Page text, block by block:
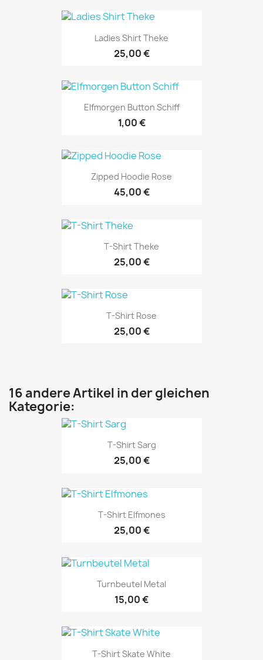
Ladies Shirt Theke
25,00 €
Elfmorgen Button Schiff
1,00 €
Zipped Hoodie Rose
45,00 €
T-Shirt Theke
25,00 €
T-Shirt Rose
25,00 €
16 andere Artikel in der gleichen
Kategorie:
T-Shirt Sarg
25,00 €
T-Shirt Elfmones
25,00 €
Turnbeutel Metal
15,00 €
T-Shirt Skate White